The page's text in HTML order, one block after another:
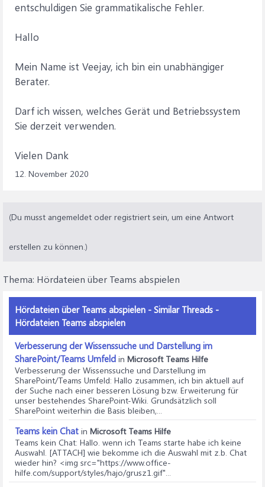
entschuldigen Sie grammatikalische Fehler.
Hallo
Mein Name ist Veejay, ich bin ein unabhängiger
Berater.
Darf ich wissen, welches Gerät und Betriebssystem
Sie derzeit verwenden.
Vielen Dank
12. November 2020
(Du musst angemeldet oder registriert sein, um eine Antwort
erstellen zu können.)
Thema: Hördateien über Teams abspielen
Hördateien über Teams abspielen - Similar Threads -
Hördateien Teams abspielen
Verbesserung der Wissenssuche und Darstellung im
SharePoint/Teams Umfeld in Microsoft Teams Hilfe
Verbesserung der Wissenssuche und Darstellung im
SharePoint/Teams Umfeld: Hallo zusammen, ich bin aktuell auf
der Suche nach einer besseren Lösung bzw. Erweiterung für
unser bestehendes SharePoint-Wiki. Grundsätzlich soll
SharePoint weiterhin die Basis bleiben,...
Teams kein Chat in Microsoft Teams Hilfe
Teams kein Chat: Hallo. wenn ich Teams starte habe ich keine
Auswahl. [ATTACH] wie bekomme ich die Auswahl mit z.b. Chat
wieder hin? <img src="https://www.office-
hilfe.com/support/styles/hajo/grusz1.gif"...